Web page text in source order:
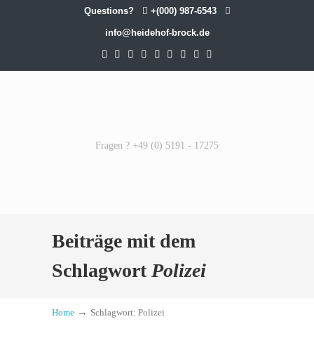
Questions? +(000) 987-6543
info@heidehof-brock.de
Fragen ? +49 (0) 5191 - 17275
Beiträge mit dem
Schlagwort Polizei
Home → Schlagwort: Polizei